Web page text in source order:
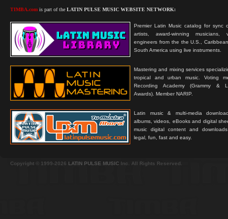
TIMBA.com is part of the LATIN PULSE MUSIC WEBSITE NETWORK:
Premier Latin Music catalog for sync
artists, award-winning musicians,
engineers from the the U.S.,
South America using live instruments.
Mastering and mixing services
tropical and urban music. Voting
Recording Academy (Grammy &
Awards). Member NARIP.
Latin music & multi-media
albums, videos, eBooks and digital
music digital content and
legal, fun, fast and easy.
Copyright © 1999-2026 LATIN PULSE MUSIC Inc. All Rights Reserved.